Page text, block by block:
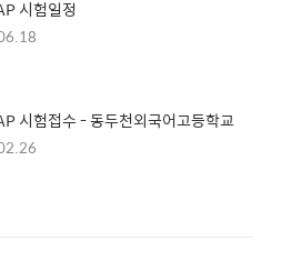
시험일정
시험접수 - 동두천외국어고등학교